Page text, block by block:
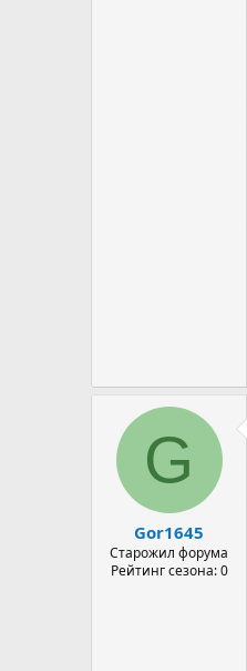
G
Gor1645
Старожил форума
Рейтинг сезона: 0